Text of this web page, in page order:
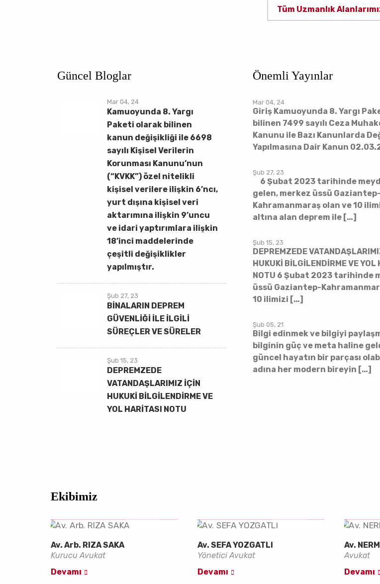
Tüm Uzmanlık
Güncel Bloglar
Mar 04, 24
Kamuoyunda 8. Yargı
Paketi olarak bilinen
kanun değişikliği ile 6698
sayılı Kişisel Verilerin
Korunması Kanunu’nun
(“KVKK”) özel nitelikli
kişisel verilere ilişkin 6’ncı,
yurt dışına kişisel veri
aktarımına ilişkin 9’uncu
ve idari yaptırımlara ilişkin
18’inci maddelerinde
çeşitli değişiklikler
yapılmıştır.
Şub 27, 23
BİNALARIN DEPREM
GÜVENLİĞİ İLE İLGİLİ
SÜREÇLER VE SÜRELER
Şub 15, 23
DEPREMZEDE
VATANDAŞLARIMIZ İÇİN
HUKUKİ BİLGİLENDİRME VE
YOL HARİTASI NOTU
Önemli Yayınlar
Mar 04, 24
Giriş Kamuoyunda 8. Yargı
bilinen 7499 sayılı Ceza
Kanunu ile Bazı Kanunlarda
Yapılmasına Dair Kanun
Şub 27, 23
6 Şubat 2023 tarihinde
gelen, merkez üssü Gaziantep-
Kahramanmaraş olan ve 10
altına alan deprem ile […]
Şub 15, 23
DEPREMZEDE
HUKUKİ BİLGİLENDİRME VE YOL
NOTU 6 Şubat 2023 tarihinde
üssü Gaziantep-
10 ilimizi […]
Şub 05, 21
Bilgi edinmek ve bilgiyi
bilginin güç ve meta haline
güncel hayatın bir parçası
adına her modern bireyin […]
Ekibimiz
Av. Arb. RIZA SAKA
Kurucu Avukat
Devamı
Av. SEFA YOZGATLI
Yönetici Avukat
Devamı
Av.
Avukat
Devamı